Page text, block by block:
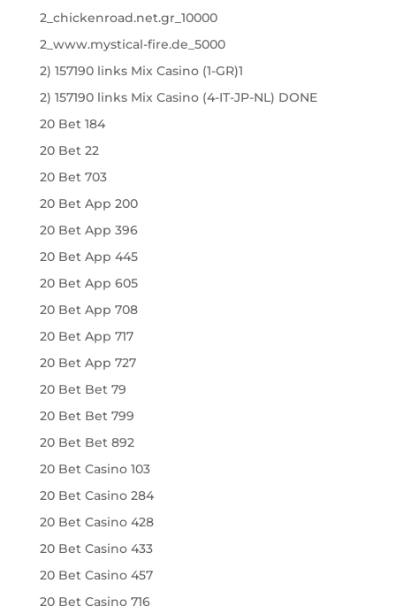
2_chickenroad.net.gr_10000
2_www.mystical-fire.de_5000
2) 157190 links Mix Casino (1-GR)1
2) 157190 links Mix Casino (4-IT-JP-NL) DONE
20 Bet 184
20 Bet 22
20 Bet 703
20 Bet App 200
20 Bet App 396
20 Bet App 445
20 Bet App 605
20 Bet App 708
20 Bet App 717
20 Bet App 727
20 Bet Bet 79
20 Bet Bet 799
20 Bet Bet 892
20 Bet Casino 103
20 Bet Casino 284
20 Bet Casino 428
20 Bet Casino 433
20 Bet Casino 457
20 Bet Casino 716